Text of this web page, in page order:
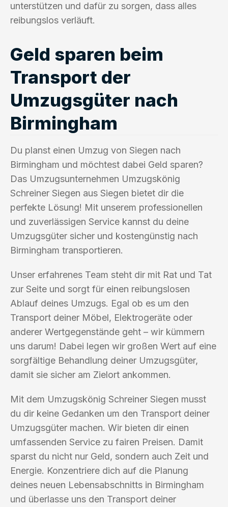
unterstützen und dafür zu sorgen, dass alles
reibungslos verläuft.
Geld sparen beim
Transport der
Umzugsgüter nach
Birmingham
Du planst einen Umzug von Siegen nach
Birmingham und möchtest dabei Geld sparen?
Das Umzugsunternehmen Umzugskönig
Schreiner Siegen aus Siegen bietet dir die
perfekte Lösung! Mit unserem professionellen
und zuverlässigen Service kannst du deine
Umzugsgüter sicher und kostengünstig nach
Birmingham transportieren.
Unser erfahrenes Team steht dir mit Rat und Tat
zur Seite und sorgt für einen reibungslosen
Ablauf deines Umzugs. Egal ob es um den
Transport deiner Möbel, Elektrogeräte oder
anderer Wertgegenstände geht – wir kümmern
uns darum! Dabei legen wir großen Wert auf eine
sorgfältige Behandlung deiner Umzugsgüter,
damit sie sicher am Zielort ankommen.
Mit dem Umzugskönig Schreiner Siegen musst
du dir keine Gedanken um den Transport deiner
Umzugsgüter machen. Wir bieten dir einen
umfassenden Service zu fairen Preisen. Damit
sparst du nicht nur Geld, sondern auch Zeit und
Energie. Konzentriere dich auf die Planung
deines neuen Lebensabschnitts in Birmingham
und überlasse uns den Transport deiner